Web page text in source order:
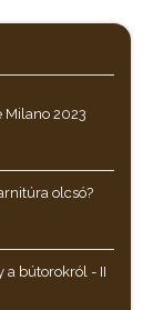
Milano 2023
olcsó?
a bútorokról - II